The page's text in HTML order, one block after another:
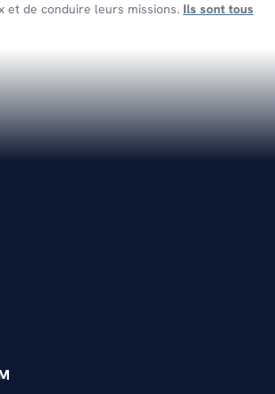
et de conduire leurs missions. Ils sont tous